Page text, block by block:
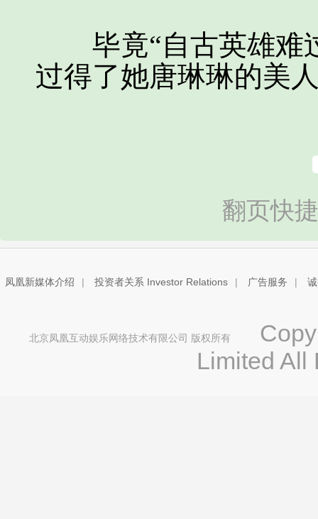
毕竟“自古英雄难
过得了她唐琳琳的美
翻页快
凤凰新媒体介绍 | 投资者关系 Investor Relations | 广告服务 |
北京凤凰互动娱乐网络技术有限公司 版权所有
Limited All